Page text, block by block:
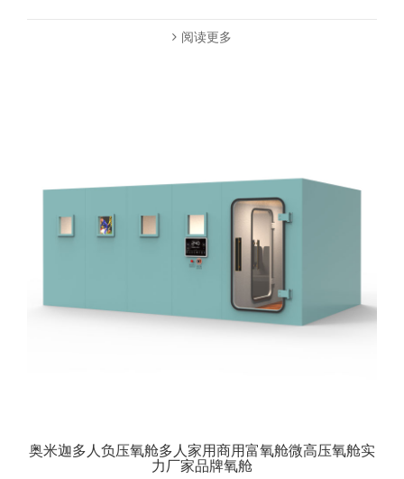
阅读更多
奥米迦多人负压氧舱多人家用商用富氧舱微高压氧舱实
力厂家品牌氧舱